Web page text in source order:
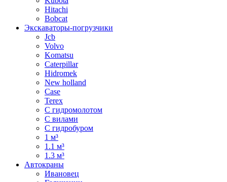
Hitachi
Bobcat
Экскаваторы-погрузчики
Jcb
Volvo
Komatsu
Caterpillar
Hidromek
New holland
Case
Terex
С гидромолотом
С вилами
С гидробуром
1 м³
1.1 м³
1.3 м³
Автокраны
Ивановец